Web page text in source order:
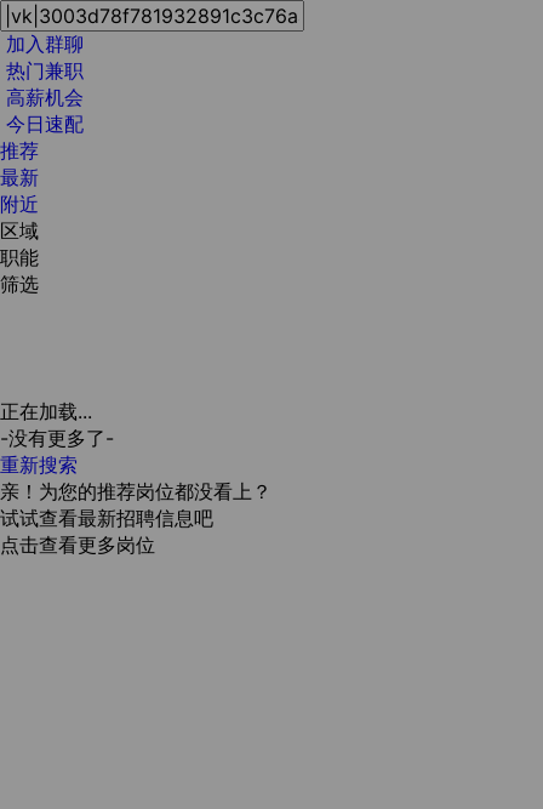
加入群聊
热门兼职
高薪机会
今日速配
推荐
最新
附近
区域
职能
筛选
正在加载...
-没有更多了-
重新搜索
亲！为您的推荐岗位都没看上？
试试查看最新招聘信息吧
点击查看更多岗位